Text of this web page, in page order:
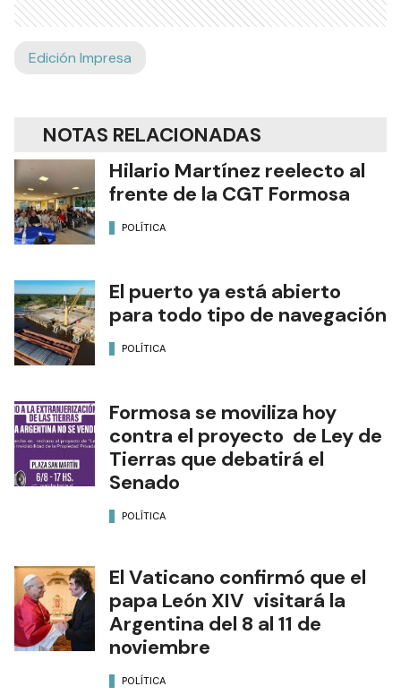
Edición Impresa
NOTAS RELACIONADAS
Hilario Martínez reelecto al
frente de la CGT Formosa
POLÍTICA
El puerto ya está abierto
para todo tipo de navegación
POLÍTICA
Formosa se moviliza hoy
contra el proyecto de Ley de
Tierras que debatirá el
Senado
POLÍTICA
El Vaticano confirmó que el
papa León XIV visitará la
Argentina del 8 al 11 de
noviembre
POLÍTICA